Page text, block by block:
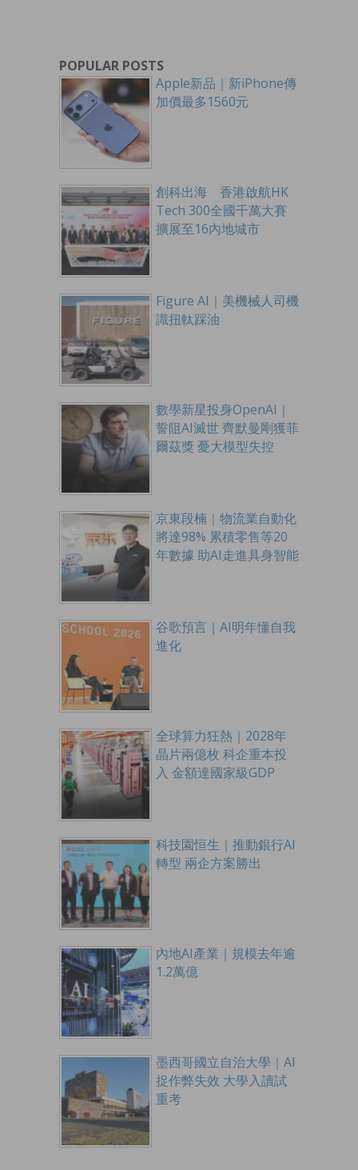
POPULAR POSTS
Apple新品｜新iPhone傳
加價最多1560元
創科出海 香港啟航HK
Tech 300全國千萬大賽
擴展至16內地城市
Figure AI｜美機械人司機
識扭軚踩油
數學新星投身OpenAI｜
誓阻AI滅世 齊默曼剛獲菲
爾茲獎 憂大模型失控
京東段楠｜物流業自動化
將達98% 累積零售等20
年數據 助AI走進具身智能
谷歌預言｜AI明年懂自我
進化
全球算力狂熱｜2028年
晶片兩億枚 科企重本投
入 金額達國家級GDP
科技園恒生｜推動銀行AI
轉型 兩企方案勝出
內地AI產業｜規模去年逾
1.2萬億
墨西哥國立自治大學｜AI
捉作弊失效 大學入讀試
重考